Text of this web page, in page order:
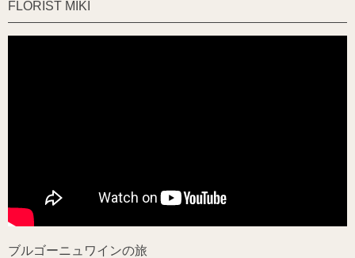
FLORIST MIKI
ブルゴーニュワインの旅